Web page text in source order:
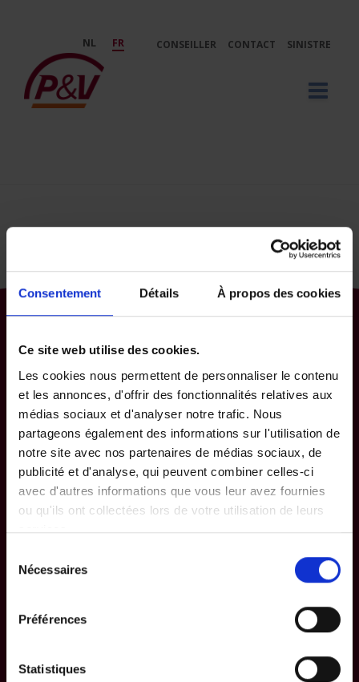
Consentement Détails À propos des cookies
Ce site web utilise des cookies.
Les cookies nous permettent de personnaliser le contenu
et les annonces, d'offrir des fonctionnalités relatives aux
médias sociaux et d'analyser notre trafic. Nous
partageons également des informations sur l'utilisation de
notre site avec nos partenaires de médias sociaux, de
publicité et d'analyse, qui peuvent combiner celles-ci
avec d'autres informations que vous leur avez fournies
ou qu'ils ont collectées lors de votre utilisation de leurs
services.
Nécessaires
Préférences
Statistiques
CONSEILLER CONTACT SINISTRE
NL FR
DÉCOUVREZ P&V
SERVICE CLIENTS
Particulier
Votre mobilité
Votre habitation,
votre famille
Vos épargnes et
investissements
FAQ
Votre entreprise
Vous êtes
entrepreneur
Votre personnel
Packs d’assurances
PME
d’information
Contactez-nous